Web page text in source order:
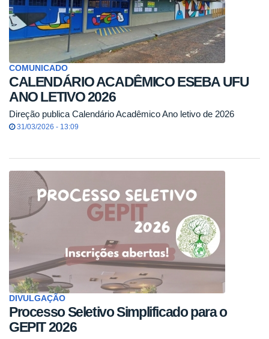
COMUNICADO
CALENDÁRIO ACADÊMICO ESEBA UFU
ANO LETIVO 2026
Direção publica Calendário Acadêmico Ano letivo de 2026
31/03/2026 - 13:09
DIVULGAÇÃO
Processo Seletivo Simplificado para o
GEPIT 2026